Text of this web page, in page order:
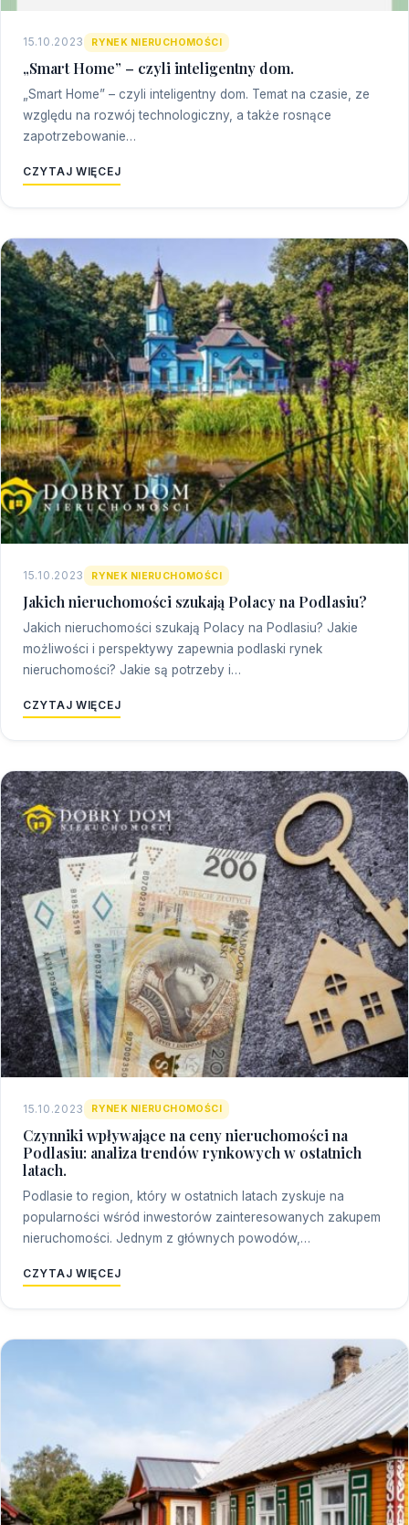
15.10.2023 RYNEK NIERUCHOMOŚCI
„Smart Home” – czyli inteligentny dom.
„Smart Home” – czyli inteligentny dom. Temat na czasie, ze
względu na rozwój technologiczny, a także rosnące
zapotrzebowanie…
CZYTAJ WIĘCEJ
15.10.2023 RYNEK NIERUCHOMOŚCI
Jakich nieruchomości szukają Polacy na Podlasiu?
Jakich nieruchomości szukają Polacy na Podlasiu? Jakie
możliwości i perspektywy zapewnia podlaski rynek
nieruchomości? Jakie są potrzeby i…
CZYTAJ WIĘCEJ
15.10.2023 RYNEK NIERUCHOMOŚCI
Czynniki wpływające na ceny nieruchomości na
Podlasiu: analiza trendów rynkowych w ostatnich
latach.
Podlasie to region, który w ostatnich latach zyskuje na
popularności wśród inwestorów zainteresowanych zakupem
nieruchomości. Jednym z głównych powodów,…
CZYTAJ WIĘCEJ